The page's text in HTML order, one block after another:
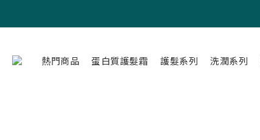
熱門商品 蛋白質護髮霜 護髮系列 洗潤系列